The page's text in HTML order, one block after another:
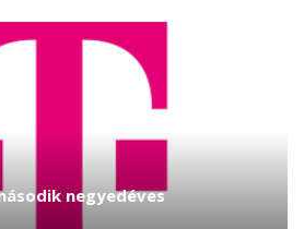
negyedéves